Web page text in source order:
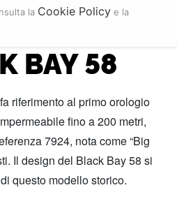
AUTORIZZATO
TUDOR
BAY 58
riferimento al primo orologio
fino a 200 metri,
7924, nota come “Big
Il design del Black Bay 58 si
questo modello storico.
la Cookie Policy e la